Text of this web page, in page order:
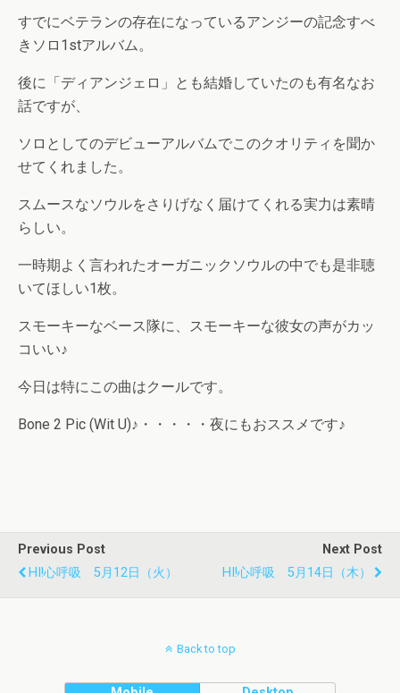
すでにベテランの存在になっているアンジーの記念すべ
きソロ1stアルバム。
後に「ディアンジェロ」とも結婚していたのも有名なお
話ですが、
ソロとしてのデビューアルバムでこのクオリティを聞か
せてくれました。
スムースなソウルをさりげなく届けてくれる実力は素晴
らしい。
一時期よく言われたオーガニックソウルの中でも是非聴
いてほしい1枚。
スモーキーなベース隊に、スモーキーな彼女の声がカッ
コいい♪
今日は特にこの曲はクールです。
Bone 2 Pic (Wit U)♪・・・・・夜にもおススメです♪
Previous Post
HI!心呼吸 5月12日（火）
Next Post
HI!心呼吸 5月14日（木）
Back to top